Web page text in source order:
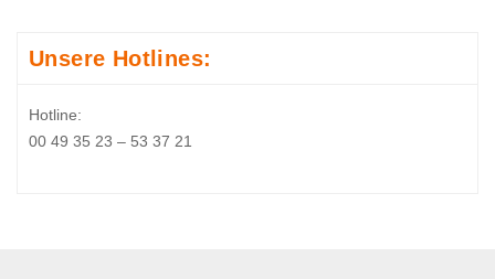
Unsere Hotlines:
Hotline:
00 49 35 23 – 53 37 21